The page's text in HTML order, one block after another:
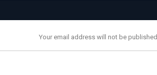
Your email address will not be published.